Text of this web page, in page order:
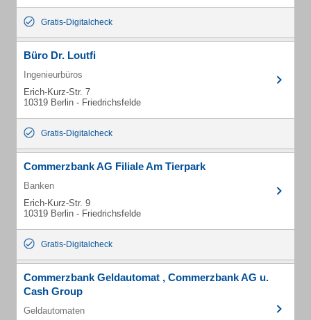
Gratis-Digitalcheck
Büro Dr. Loutfi
Ingenieurbüros
Erich-Kurz-Str. 7
10319 Berlin - Friedrichsfelde
Gratis-Digitalcheck
Commerzbank AG Filiale Am Tierpark
Banken
Erich-Kurz-Str. 9
10319 Berlin - Friedrichsfelde
Gratis-Digitalcheck
Commerzbank Geldautomat , Commerzbank AG u.
Cash Group
Geldautomaten